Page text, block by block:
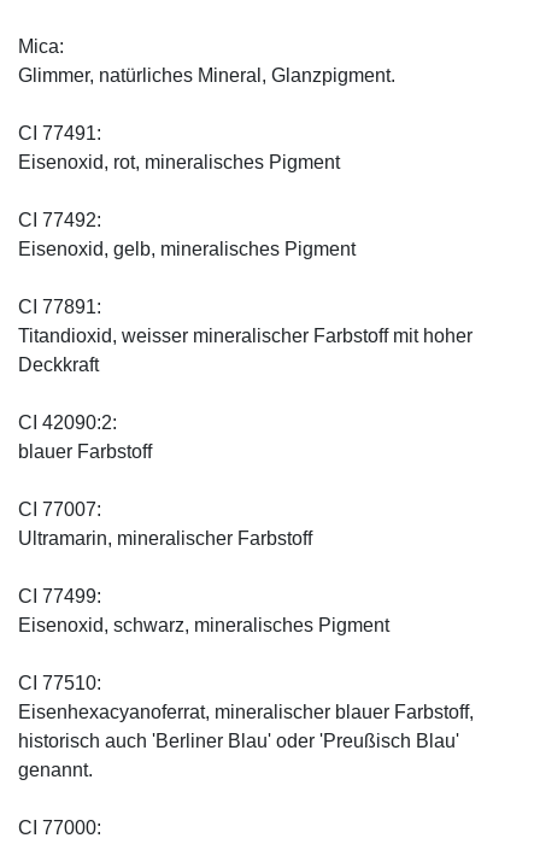
Mica:
Glimmer, natürliches Mineral, Glanzpigment.
CI 77491:
Eisenoxid, rot, mineralisches Pigment
CI 77492:
Eisenoxid, gelb, mineralisches Pigment
CI 77891:
Titandioxid, weisser mineralischer Farbstoff mit hoher
Deckkraft
CI 42090:2:
blauer Farbstoff
CI 77007:
Ultramarin, mineralischer Farbstoff
CI 77499:
Eisenoxid, schwarz, mineralisches Pigment
CI 77510:
Eisenhexacyanoferrat, mineralischer blauer Farbstoff,
historisch auch 'Berliner Blau' oder 'Preußisch Blau'
genannt.
CI 77000: